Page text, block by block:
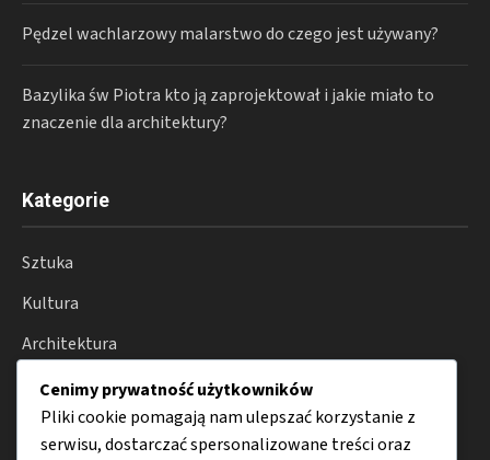
Pędzel wachlarzowy malarstwo do czego jest używany?
Bazylika św Piotra kto ją zaprojektował i jakie miało to
znaczenie dla architektury?
Kategorie
Sztuka
Kultura
Architektura
Fotografia
Moda
Cenimy prywatność użytkowników
Pliki cookie pomagają nam ulepszać korzystanie z
serwisu, dostarczać spersonalizowane treści oraz